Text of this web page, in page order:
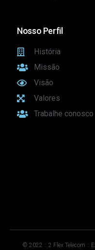
Nosso Perfil
História
Missão
Visão
Valores
Trabalhe conosco
© 2022 :: 2 Flex Telecom ::